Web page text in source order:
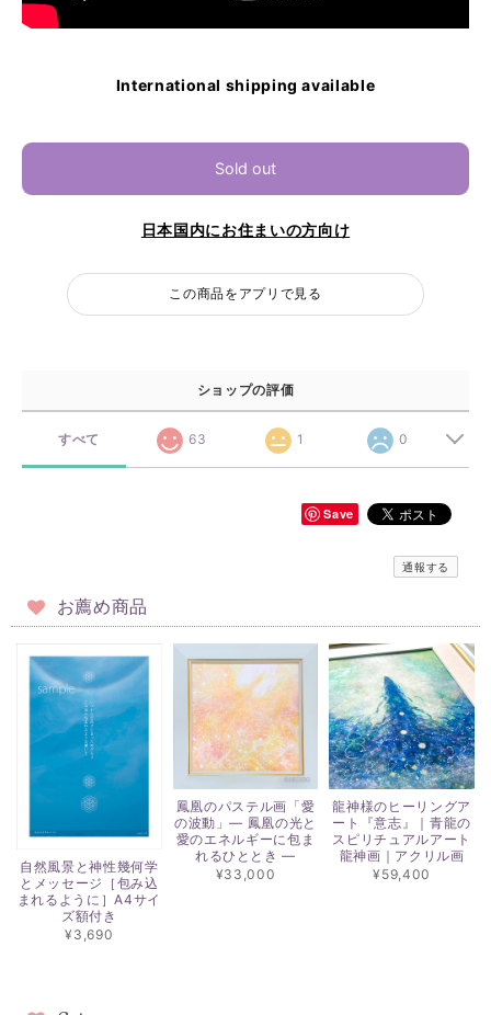
International shipping available
Sold out
日本国内にお住まいの方向け
この商品をアプリで見る
ショップの評価
すべて 63 1 0
Save
通報する
お薦め商品
自然風景と神性幾何学
とメッセージ［包み込
まれるように］A4サイ
ズ額付き
¥3,690
鳳凰のパステル画「愛
の波動」― 鳳凰の光と
愛のエネルギーに包ま
れるひととき ―
¥33,000
龍神様のヒーリングア
ート『意志』｜青龍の
スピリチュアルアート
龍神画｜アクリル画
¥59,400